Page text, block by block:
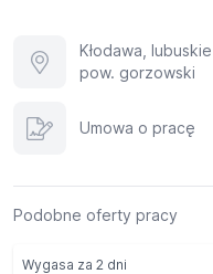
Kłodawa, lubuskie
pow. gorzowski
Umowa o pracę
Podobne oferty pracy
Wygasa za 2 dni